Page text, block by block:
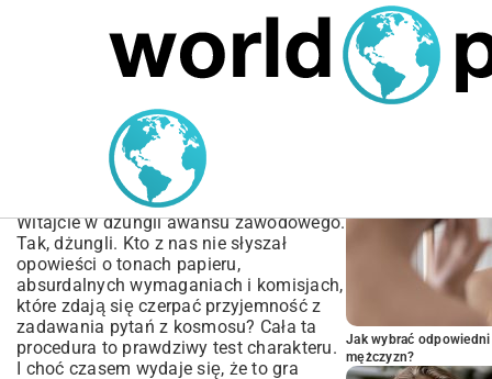
MARIUSZ ŁAMAGA 04.10.2025
Awans na nauczyciela
dyplomowanego przepisy
| Poradnik krok po kroku
Witajcie w dżungli awansu zawodowego.
Tak, dżungli. Kto z nas nie słyszał
opowieści o tonach papieru,
absurdalnych wymaganiach i komisjach,
które zdają się czerpać przyjemność z
zadawania pytań z kosmosu? Cała ta
procedura to prawdziwy test charakteru.
I choć czasem wydaje się, że to gra
Jak wybrać
mężczyzn?